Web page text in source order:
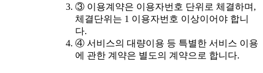
③ 이용계약은 이용자번호 단위로 체결하며,
체결단위는 1 이용자번호 이상이어야 합니
다.
④ 서비스의 대량이용 등 특별한 서비스 이용
에 관한 계약은 별도의 계약으로 합니다.